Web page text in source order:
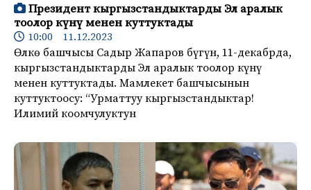
Президент кыргызстандыктарды Эл аралык
тоолор күнү менен куттуктады
10:00 11.12.2023
Өлкө башчысы Садыр Жапаров бүгүн, 11-декабрда,
кыргызстандыктарды Эл аралык тоолор күнү
менен куттуктады. Мамлекет башчысынын
куттуктоосу: “Урматтуу кыргызстандыктар!
Илимий коомчулуктун